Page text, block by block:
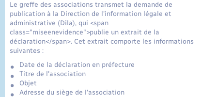
Le greffe des associations transmet la demande de
publication à la Direction de l'information légale et
administrative (Dila), qui <span
class="miseenevidence">publie un extrait de la
déclaration</span>. Cet extrait comporte les informations
suivantes :
Date de la déclaration en préfecture
Titre de l'association
Objet
Adresse du siège de l'association